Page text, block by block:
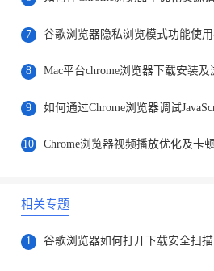
7
8
9
10
相关专题
1 谷歌浏览器如何打开下载安全扫描